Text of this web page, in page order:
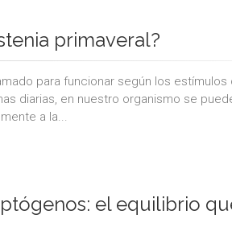
primaveral?
para funcionar según los
diarias, en nuestro organismo se
a la...
el equilibrio